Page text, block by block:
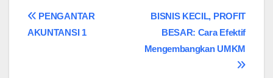
BISNIS KECIL, PROFIT
BESAR: Cara Efektif
Mengembangkan UMKM
PENGANTAR
AKUNTANSI 1